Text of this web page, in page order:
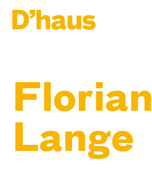
Florian
Lange